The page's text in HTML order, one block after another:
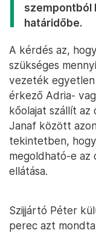
szempontból
határidőbe.
A kérdés az,
szükséges
vezeték
érkező Adria-
kőolajat szállít az
Janaf között
tekintetben,
megoldható-e az
ellátása.
Szijjártó Péter
perec azt